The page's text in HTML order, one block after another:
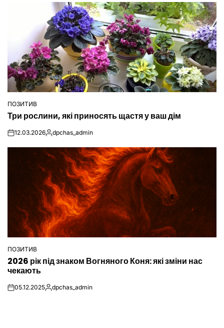
ОПУБЛІКУВАТИ
ПОЗИТИВ
Три рослини, які приносять щастя у ваш дім
on12.03.2026Опубліковано
dpchas_admin
ОПУБЛІКУВАТИ
У
ПОЗИТИВ
2026 рік під знаком Вогняного Коня: які зміни нас
чекають
on05.12.2025Опубліковано
dpchas_admin